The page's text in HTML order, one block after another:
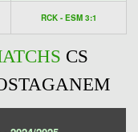
RCK - ESM 3:1
CS